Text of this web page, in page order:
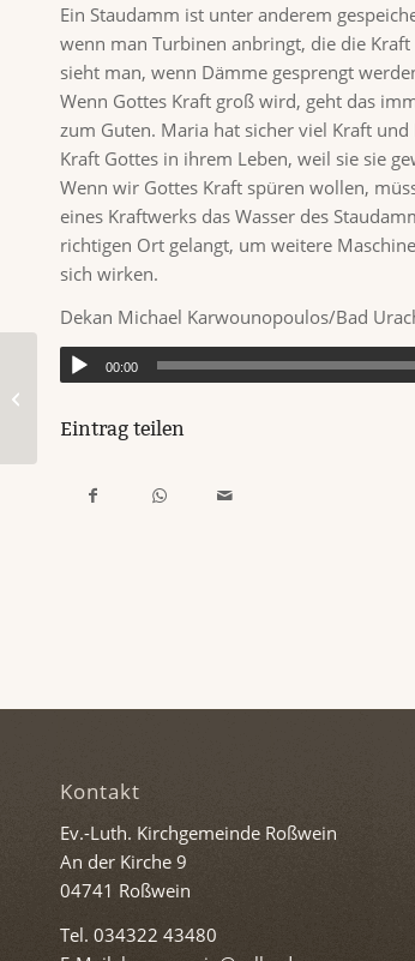
Ein Staudamm ist unter anderem
wenn man Turbinen anbringt, die die
sieht man, wenn Dämme gesprengt
Wenn Gottes Kraft groß wird, geht das
zum Guten. Maria hat sicher viel Kraft
Kraft Gottes in ihrem Leben, weil sie sie
Wenn wir Gottes Kraft spüren wollen,
eines Kraftwerks das Wasser des
richtigen Ort gelangt, um weitere
sich wirken.
Dekan Michael Karwounopoulos/Bad
00:00
Eintrag teilen
Kontakt
Ev.-Luth. Kirchgemeinde Roßwein
An der Kirche 9
04741 Roßwein
Tel. 034322 43480